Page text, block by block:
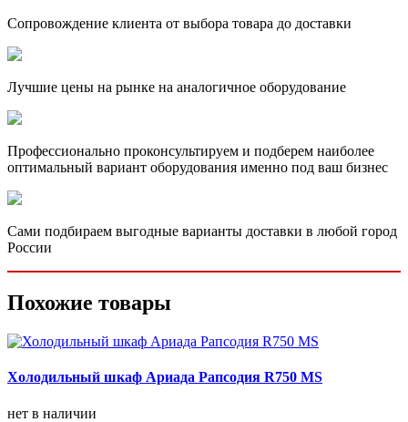
Сопровождение клиента от выбора товара до доставки
Лучшие цены на рынке на аналогичное оборудование
Профессионально проконсультируем и подберем наиболее
оптимальный вариант оборудования именно под ваш бизнес
Сами подбираем выгодные варианты доставки в любой город
России
Похожие товары
Холодильный шкаф Ариада Рапсодия R750 MS
нет в наличии